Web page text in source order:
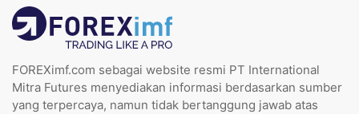
FOREXimf.com sebagai website resmi PT International
Mitra Futures menyediakan informasi berdasarkan sumber
yang terpercaya, namun tidak bertanggung jawab atas